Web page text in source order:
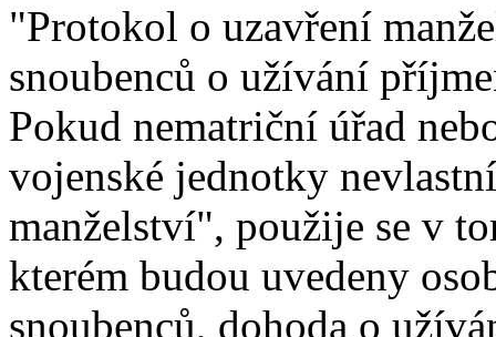
"Protokol o uzavření
snoubenců o užívání
Pokud nematriční úřad
vojenské jednotky
manželství", použije se v
kterém budou uvedeny
snoubenců, dohoda o